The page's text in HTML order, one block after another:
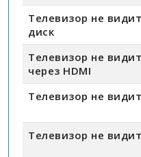
Телевизор не
диск
Телевизор не
через HDMI
Телевизор не
Телевизор не